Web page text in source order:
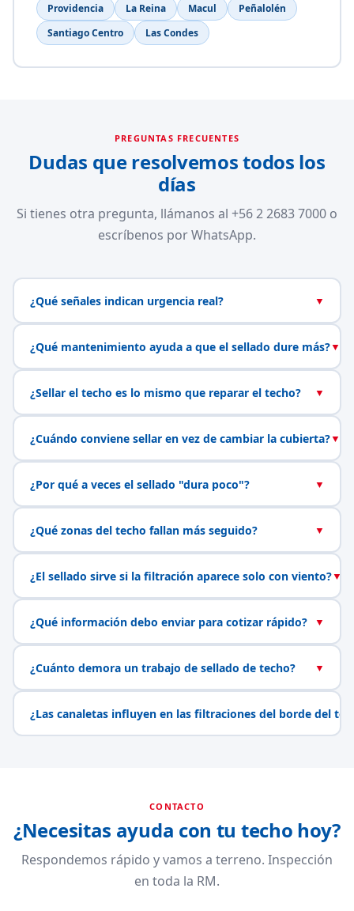
Providencia La Reina Macul
Peñalolén
Santiago Centro
Las Condes
PREGUNTAS FRECUENTES
Dudas que resolvemos todos los
días
Si tienes otra pregunta, llámanos al +56 2 2683 7000 o
escríbenos por WhatsApp.
¿Qué señales indican urgencia real? ▼
¿Qué mantenimiento ayuda a que el sellado dure más?▼
¿Sellar el techo es lo mismo que reparar el techo? ▼
¿Cuándo conviene sellar en vez de cambiar la cubierta?▼
¿Por qué a veces el sellado "dura poco"? ▼
¿Qué zonas del techo fallan más seguido? ▼
¿El sellado sirve si la filtración aparece solo con viento?▼
¿Qué información debo enviar para cotizar rápido? ▼
¿Cuánto demora un trabajo de sellado de techo? ▼
¿Las canaletas influyen en las filtraciones del borde del
CONTACTO
¿Necesitas ayuda con tu techo hoy?
Respondemos rápido y vamos a terreno. Inspección
en toda la RM.